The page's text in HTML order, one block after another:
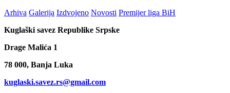
Arhiva Galerija Izdvojeno Novosti Premijer liga BiH
Kuglaški savez Republike Srpske
Drage Malića 1
78 000, Banja Luka
kuglaski.savez.rs@gmail.com